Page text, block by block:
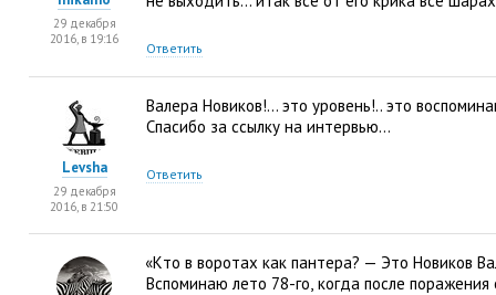
Ответить
29 декабря
2016, в 19:16
Валера Новиков!… это уровень!.. это
Спасибо за ссылку на интервью…
Ответить
Levsha
29 декабря
2016, в 21:50
«Кто в воротах как пантера? — Это Новиков
Вспоминаю лето 78-го, когда после